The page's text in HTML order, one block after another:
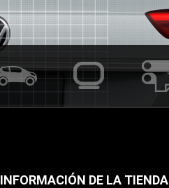
INFORMACIÓN DE LA TIENDA